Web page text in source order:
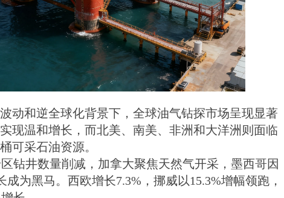
动和逆全球化背景下，全球油气钻探市场呈现显著
现温和增长，而北美、南美、非洲和大洋洲则面临
可采石油资源。
钻井数量削减，加拿大聚焦天然气开采，墨西哥因
为黑马。西欧增长7.3%，挪威以15.3%增幅领跑，